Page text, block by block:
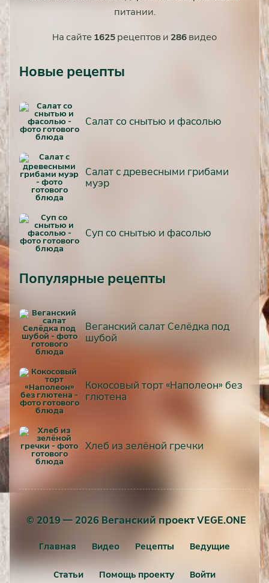
питании.
На сайте 1625 рецептов и 286 видео
Новые рецепты
Салат со снытью и фасолью
Салат с древесными грибами
муэр
Суп со снытью и фасолью
Популярные рецепты
Веганский салат Селёдка под
шубой
Кокосовый торт «Наполеон» без
глютена
Хлеб из зелёной гречки
© 2019 — 2026 Веганский проект VEGE.ONE
Главная Видео Рецепты Ведущие
Статьи Помощь проекту Войти